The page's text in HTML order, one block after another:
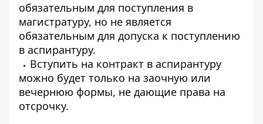
обязательным для поступления в
магистратуру, но не является
обязательным для допуска к поступлению
в аспирантуру.
Вступить на контракт в аспирантуру
можно будет только на заочную или
вечернюю формы, не дающие права на
отсрочку.